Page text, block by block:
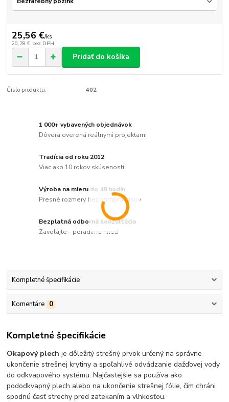
25,56 €/ks
20,78 € bez DPH
Pridať do košíka
Číslo produktu: 402
1 000+ vybavených objednávok
Dôvera overená reálnymi projektami
Tradícia od roku 2012
Viac ako 10 rokov skúseností
Výroba na mieru do 48 hodín
Presné rozmery bez kompromisov
Bezplatná odborná konzultácia
Zavolajte - poradíme hneď
Kompletné špecifikácie
Komentáre 0
Kompletné špecifikácie
Okapový plech je dôležitý strešný prvok určený na správne
ukončenie strešnej krytiny a spoľahlivé odvádzanie dažďovej vody
do odkvapového systému. Najčastejšie sa používa ako
pododkvapný plech alebo na ukončenie strešnej fólie, čím chráni
spodnú časť strechy pred zatekaním a vlhkosťou.